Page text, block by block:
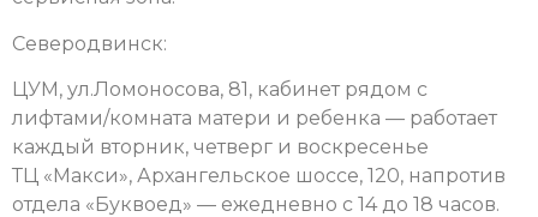
Северодвинск:
ЦУМ, ул.Ломоносова, 81, кабинет рядом с
лифтами/комната матери и ребенка — работает
каждый вторник, четверг и воскресенье
ТЦ «Макси», Архангельское шоссе, 120, напротив
отдела «Буквоед» — ежедневно с 14 до 18 часов.